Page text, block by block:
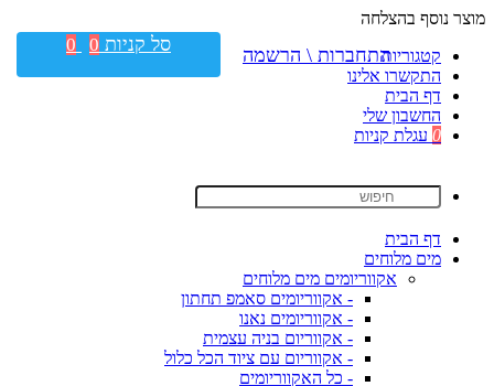
מוצר נוסף בהצלחה
קטגוריות
התקשרו אלינו
דף הבית
החשבון שלי
0 עגלת קניות
דף הבית
מים מלוחים
אקווריומים מים מלוחים
- אקווריומים סאמפ תחתון
- אקווריומים נאנו
- אקווריום בניה עצמית
- אקווריום עם ציוד הכל כלול
- כל האקווריומים
התחברות \ הרשמה סל קניות 0
0